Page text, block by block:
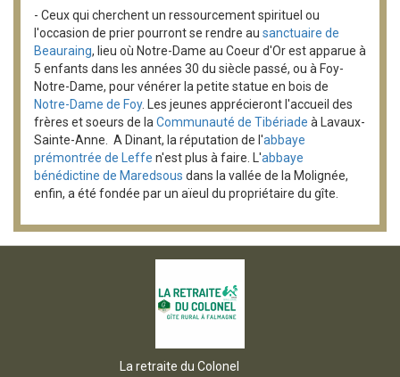
- Ceux qui cherchent un ressourcement spirituel ou
l'occasion de prier pourront se rendre au sanctuaire de
Beauraing, lieu où Notre-Dame au Coeur d'Or est apparue à
5 enfants dans les années 30 du siècle passé, ou à Foy-
Notre-Dame, pour vénérer la petite statue en bois de
Notre-Dame de Foy. Les jeunes apprécieront l'accueil des
frères et soeurs de la Communauté de Tibériade à Lavaux-
Sainte-Anne. A Dinant, la réputation de l'abbaye
prémontrée de Leffe n'est plus à faire. L'abbaye
bénédictine de Maredsous dans la vallée de la Molignée,
enfin, a été fondée par un aïeul du propriétaire du gîte.
La retraite du Colonel